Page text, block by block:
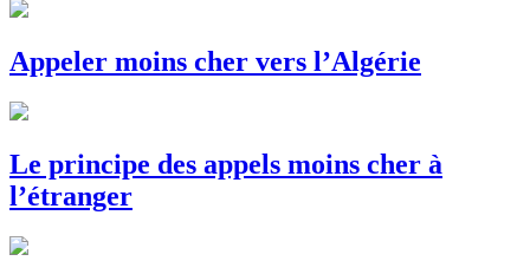
Appeler moins cher vers l’Algérie
Le principe des appels moins cher à
l’étranger